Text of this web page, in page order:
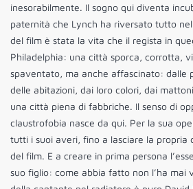
inesorabilmente. Il sogno qui diventa
paternità che Lynch ha riversato tutto nel
del film è stata la vita che il regista in
Philadelphia: una città sporca, corrotta,
spaventato, ma anche affascinato: dalle
delle abitazioni, dai loro colori, dai
una città piena di fabbriche. Il senso di
claustrofobia nasce da qui. Per la sua
tutti i suoi averi, fino a lasciare la propria
del film. E a creare in prima persona
suo figlio: come abbia fatto non l’ha mai